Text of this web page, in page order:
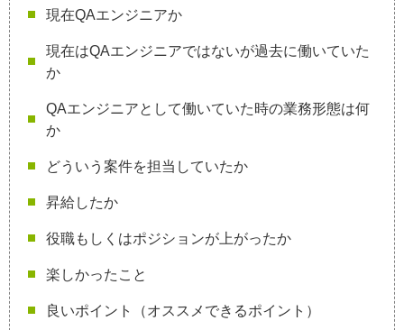
現在QAエンジニアか
現在はQAエンジニアではないが過去に働いていた
か
QAエンジニアとして働いていた時の業務形態は何
か
どういう案件を担当していたか
昇給したか
役職もしくはポジションが上がったか
楽しかったこと
良いポイント（オススメできるポイント）